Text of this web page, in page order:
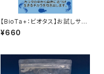
【BioTa+：ビオタス】お試しサイ
ズ１０ｇ ブルーラベル
¥660